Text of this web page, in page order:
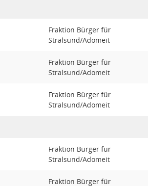
Fraktion Bürger für
Stralsund/Adomeit
Fraktion Bürger für
Stralsund/Adomeit
Fraktion Bürger für
Stralsund/Adomeit
Fraktion Bürger für
Stralsund/Adomeit
Fraktion Bürger für